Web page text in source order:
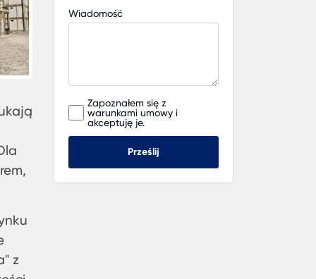
z
Wiadomość
Zapoznałem się z
warunkami umowy i
akceptuję je.
Prześlij